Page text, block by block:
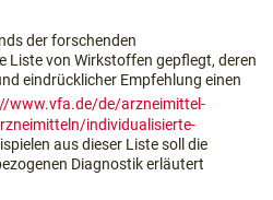
der forschenden
Liste von Wirkstoffen gepflegt, deren
eindrücklicher Empfehlung einen
www.vfa.de/de/arzneimittel-
individualisierte-
aus dieser Liste soll die
Diagnostik erläutert